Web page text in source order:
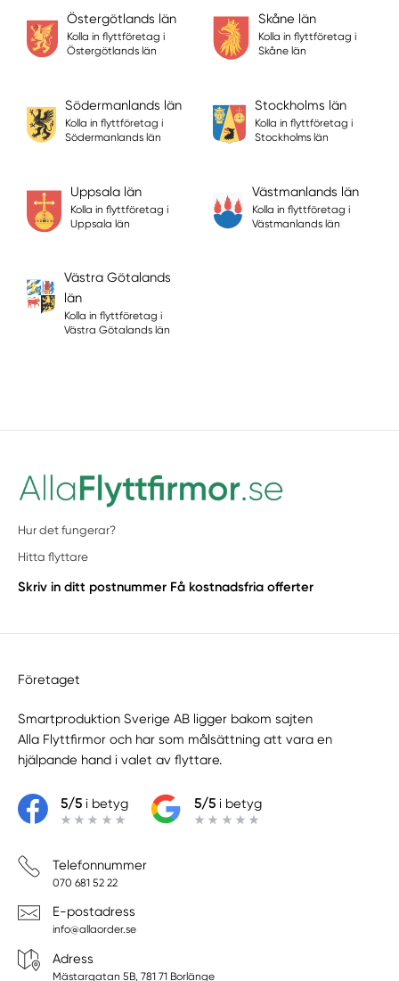
Östergötlands län
Kolla in flyttföretag i
Östergötlands län
Skåne län
Kolla in flyttföretag i
Skåne län
Södermanlands län
Kolla in flyttföretag i
Södermanlands län
Stockholms län
Kolla in flyttföretag i
Stockholms län
Uppsala län
Kolla in flyttföretag i
Uppsala län
Västmanlands län
Kolla in flyttföretag i
Västmanlands län
Västra Götalands
län
Kolla in flyttföretag i
Västra Götalands län
Hur det fungerar?
Hitta flyttare
Skriv in ditt postnummer Få kostnadsfria offerter
Företaget
Smartproduktion Sverige AB ligger bakom sajten
Alla Flyttfirmor och har som målsättning att vara en
hjälpande hand i valet av flyttare.
5/5i betyg 5/5i betyg
Telefonnummer
070 681 52 22
E-postadress
info@allaorder.se
Adress
Mästargatan 5B, 781 71 Borlänge